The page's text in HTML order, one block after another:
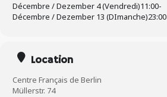
Décembre / Dezember 4 (Vendredi)11:00-
Décembre / Dezember 13 (DImanche)23:00
Location
Centre Français de Berlin
Müllerstr. 74